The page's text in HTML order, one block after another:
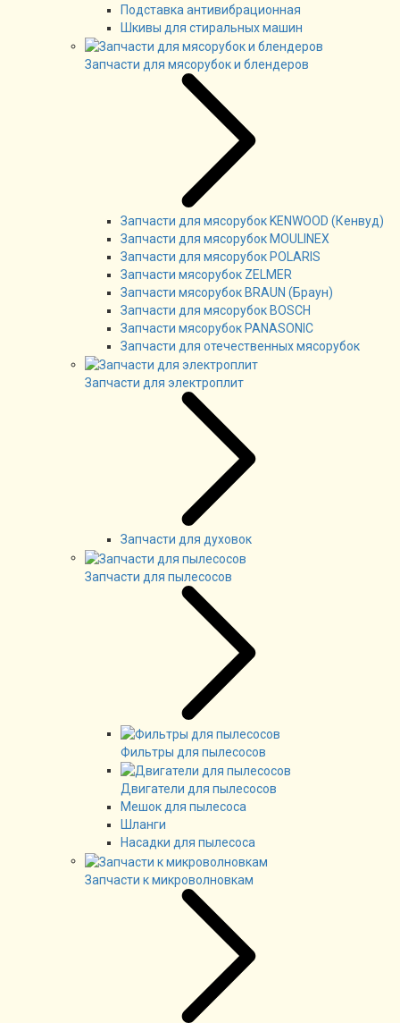
Подставка антивибрационная
Шкивы для стиральных машин
Запчасти для мясорубок и блендеров
Запчасти для мясорубок KENWOOD (Кенвуд)
Запчасти для мясорубок MOULINEX
Запчасти для мясорубок POLARIS
Запчасти мясорубок ZELMER
Запчасти мясорубок BRAUN (Браун)
Запчасти для мясорубок BOSCH
Запчасти мясорубок PANASONIC
Запчасти для отечественных мясорубок
Запчасти для электроплит
Запчасти для духовок
Запчасти для пылесосов
Фильтры для пылесосов
Двигатели для пылесосов
Мешок для пылесоса
Шланги
Насадки для пылесоса
Запчасти к микроволновкам